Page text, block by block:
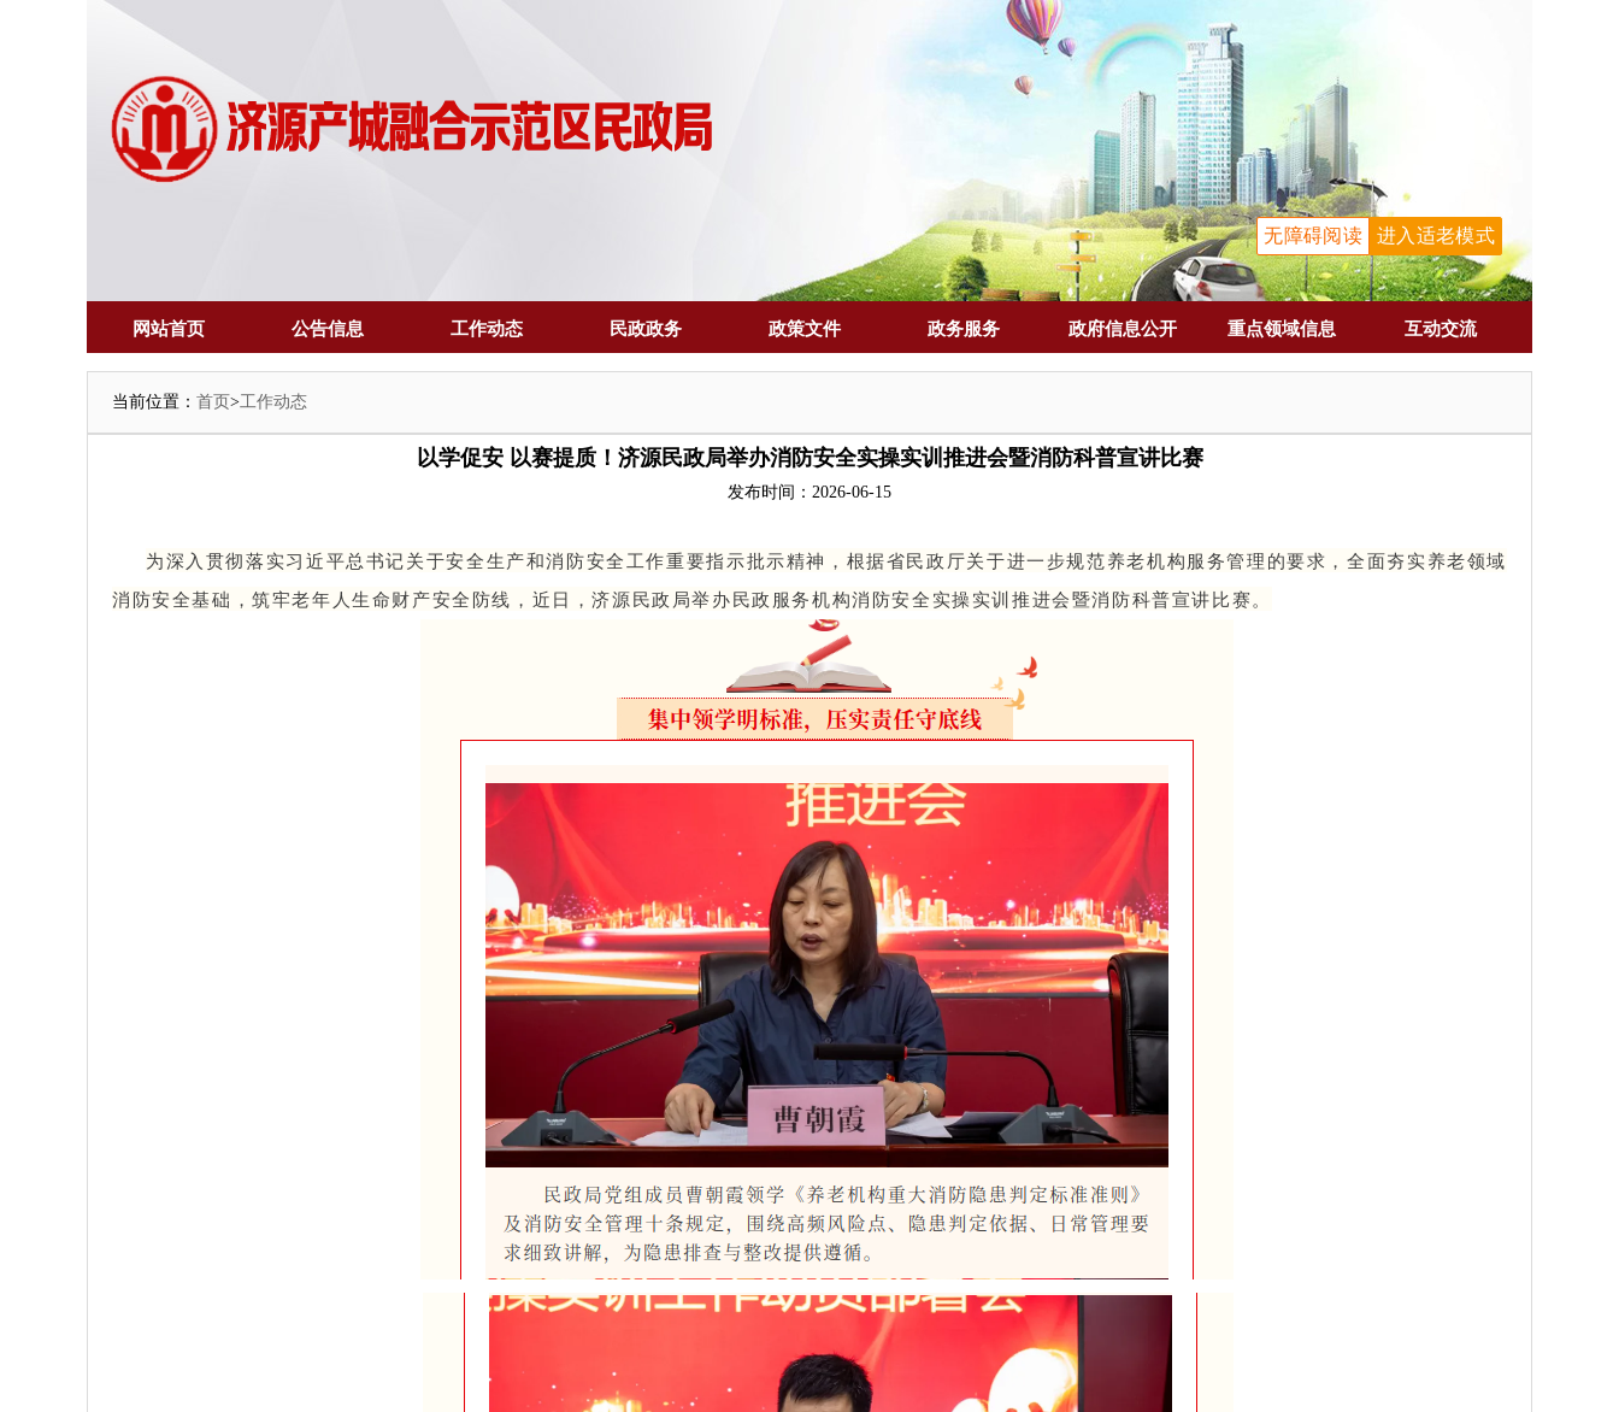
进入适老模式
无障碍阅读
网站首页 公告信息 工作动态 民政政务 政策文件 政务服务 政府信息公开 重点领域信息 互动交流
当前位置： 首页 >工作动态
以学促安 以赛提质！济源民政局举办消防安全实操实训推进会暨消防科普宣讲比赛
发布时间：2026-06-15
为深入贯彻落实习近平总书记关于安全生产和消防安全工作重要指示批示精神，根据省民政厅关于进一步规范养老机构服务管理的要求，全面夯实养老领域
消防安全基础，筑牢老年人生命财产安全防线，近日，济源民政局举办民政服务机构消防安全实操实训推进会暨消防科普宣讲比赛。